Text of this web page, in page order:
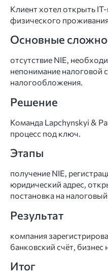
Клиент хотел открыть
физического проживания
Основные
отсутствие NIE,
непонимание налоговой
налогообложения.
Решение
Команда Lapchynskyi &
процесс под ключ.
Этапы
получение NIE,
юридический адрес,
постановка на налоговый
Результат
компания
банковский счёт, бизнес
Итог